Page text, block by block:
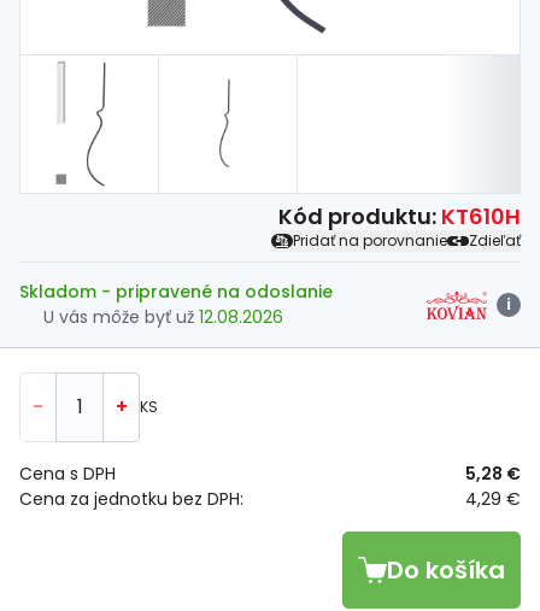
Kód produktu: KT610H
Pridať na porovnanie Zdieľať
Skladom - pripravené na odoslanie
U vás môže byť už 12.08.2026
i
- + KS
Cena za jednotku bez DPH: 4,29 €
Cena s DPH 5,28 €
Do košíka